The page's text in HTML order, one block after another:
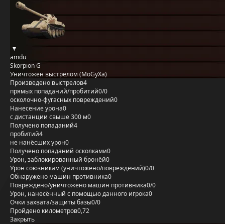
amdu
Skorpion G
Уничтожен выстрелом (MoGyXa)
Произведено выстрелов4
прямых попаданий/пробитий0/0
осколочно-фугасных повреждений0
Нанесение урона0
с дистанции свыше 300 м0
Получено попаданий4
пробитий4
не нанёсших урон0
Получено попаданий осколками0
Урон, заблокированный бронёй0
Урон союзникам (уничтожено/повреждений)0/0
Обнаружено машин противника0
Повреждено/уничтожено машин противника0/0
Урон, нанесённый с помощью данного игрока0
Очки захвата/защиты базы0/0
Пройдено километров0,72
Закрыть